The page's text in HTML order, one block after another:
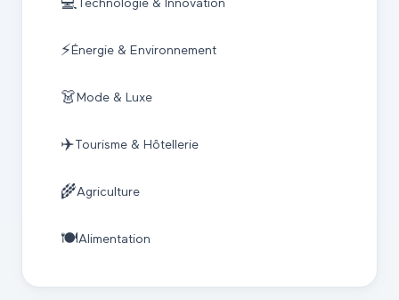
💻 Technologie & Innovation
⚡ Énergie & Environnement
👗 Mode & Luxe
✈️ Tourisme & Hôtellerie
🌾Agriculture
🍽️Alimentation